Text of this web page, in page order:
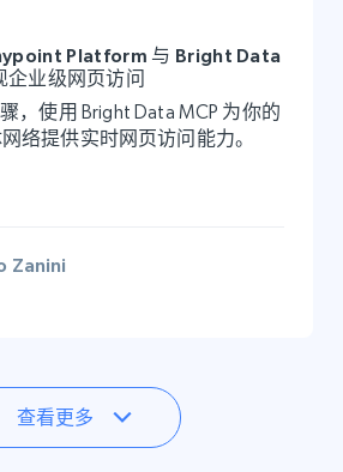
Platform 与 Bright Data
企业级网页访问
，使用 Bright Data MCP 为你的
络提供实时网页访问能力。
Zanini
查看更多